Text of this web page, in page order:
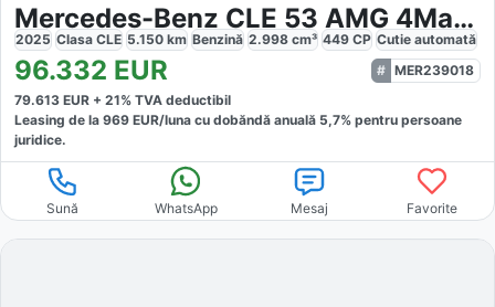
Mercedes-Benz CLE 53 AMG 4Matic
2025 Clasa CLE 5.150 km Benzină 2.998 cm³ 449 CP Cutie automată
96.332 EUR
MER239018
79.613 EUR + 21% TVA deductibil
Leasing de la 969 EUR/luna cu dobăndă anuală 5,7% pentru persoane
juridice.
Sună WhatsApp Mesaj Favorite